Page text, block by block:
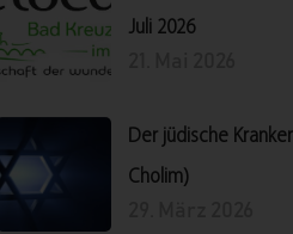
Juli 2026
Der jüdische
Cholim)